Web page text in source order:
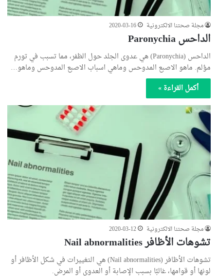
مجلة صحتنا الالكترونية 2020-03-16
الداحس Paronychia
الداحس (Paronychia) هي عدوى الجلد حول الظفر، مما تسبب في تورم
مؤلم. ماهو الاصبع المدوحس وماهي اسباب الاصبع المدوحس وماهو…
أكمل القراءة »
مجلة صحتنا الالكترونية 2020-03-12
تشوهات الأظافر Nail abnormalities
تشوهات الأظافر (Nail abnormalities) هي التغييرات في شكل الأظافر أو
لونها أو قوامها، غالبًا بسبب الإصابة أو العدوى أو المرض.